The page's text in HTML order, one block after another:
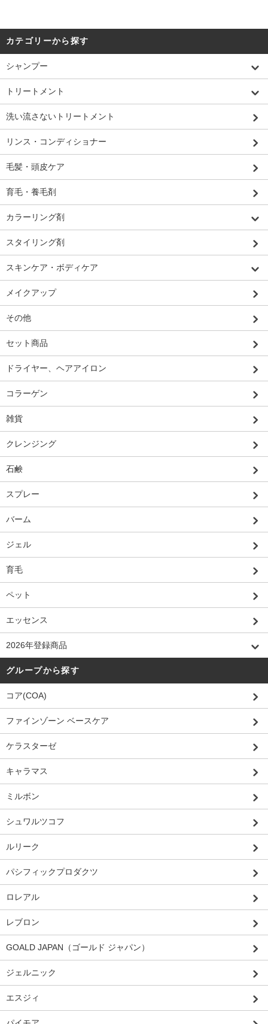
カテゴリーから探す
シャンプー
トリートメント
洗い流さないトリートメント
リンス・コンディショナー
毛髪・頭皮ケア
育毛・養毛剤
カラーリング剤
スタイリング剤
スキンケア・ボディケア
メイクアップ
その他
セット商品
ドライヤー、ヘアアイロン
コラーゲン
雑貨
クレンジング
石鹸
スプレー
バーム
ジェル
育毛
ペット
エッセンス
2026年登録商品
グループから探す
コア(COA)
ファインゾーン ベースケア
ケラスターゼ
キャラマス
ミルボン
シュワルツコフ
ルリーク
パシフィックプロダクツ
ロレアル
レブロン
GOALD JAPAN（ゴールド ジャパン）
ジェルニック
エスジィ